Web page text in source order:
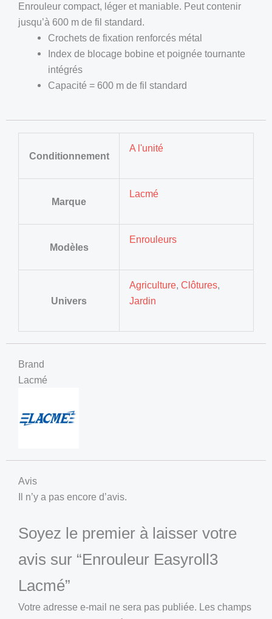
Enrouleur compact, léger et maniable. Peut contenir
jusqu’à 600 m de fil standard.
Crochets de fixation renforcés métal
Index de blocage bobine et poignée tournante
intégrés
Capacité = 600 m de fil standard
Conditionnement
A l'unité
Marque
Lacmé
Modèles
Enrouleurs
Univers
Agriculture,Clôtures,
Jardin
Brand
Lacmé
Avis
Il n’y a pas encore d’avis.
Soyez le premier à laisser votre
avis sur “Enrouleur Easyroll3
Lacmé”
Votre adresse e-mail ne sera pas publiée. Les champs